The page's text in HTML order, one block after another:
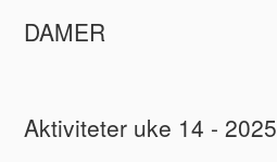
DAMER
Aktiviteter uke 14 - 2025